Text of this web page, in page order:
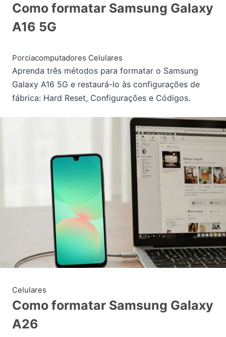
Como formatar Samsung Galaxy
A16 5G
Porciacomputadores Celulares
Aprenda três métodos para formatar o Samsung
Galaxy A16 5G e restaurá-lo às configurações de
fábrica: Hard Reset, Configurações e Códigos.
Celulares
Como formatar Samsung Galaxy
A26